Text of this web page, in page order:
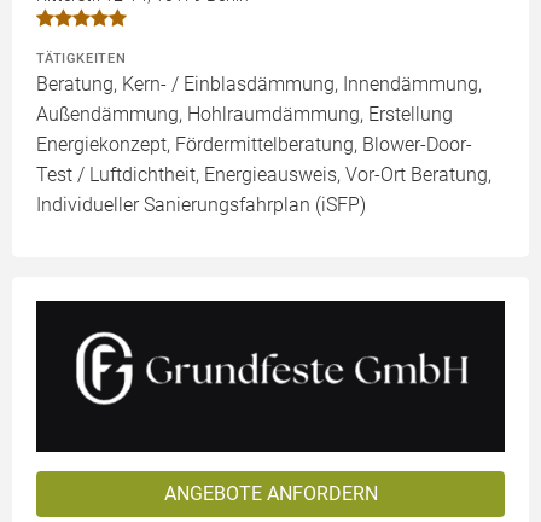
TÄTIGKEITEN
Beratung, Kern- / Einblasdämmung, Innendämmung,
Außendämmung, Hohlraumdämmung, Erstellung
Energiekonzept, Fördermittelberatung, Blower-Door-
Test / Luftdichtheit, Energieausweis, Vor-Ort Beratung,
Individueller Sanierungsfahrplan (iSFP)
ANGEBOTE ANFORDERN